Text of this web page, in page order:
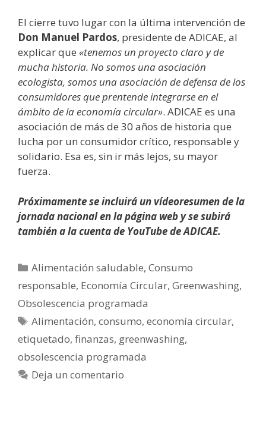
El cierre tuvo lugar con la última intervención de
Don Manuel Pardos, presidente de ADICAE, al
explicar que «tenemos un proyecto claro y de
mucha historia. No somos una asociación
ecologista, somos una asociación de defensa de los
consumidores que prentende integrarse en el
ámbito de la economía circular». ADICAE es una
asociación de más de 30 años de historia que
lucha por un consumidor crítico, responsable y
solidario. Esa es, sin ir más lejos, su mayor
fuerza.
Próximamente se incluirá un vídeoresumen de la
jornada nacional en la página web y se subirá
también a la cuenta de YouTube de ADICAE.
Alimentación saludable,Consumo
responsable, Economía Circular, Greenwashing,
Obsolescencia programada
Alimentación,consumo,economía circular,
etiquetado, finanzas, greenwashing,
obsolescencia programada
Deja un comentario